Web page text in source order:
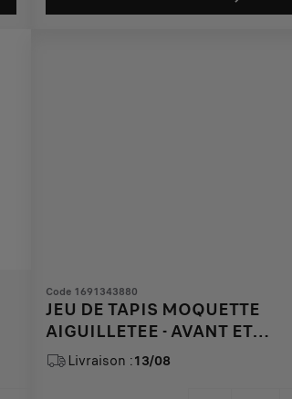
79,28
to:
Code 1691343880
JEU DE TAPIS MOQUETTE
AIGUILLETEE - AVANT ET
ARRIERE
Livraison :13/08